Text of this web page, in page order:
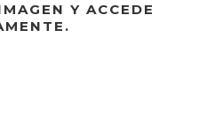
Y ACCEDE